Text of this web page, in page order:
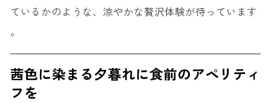
ているかのような、涼やかな贅沢体験が待っています
。
茜色に染まる夕暮れに食前のアペリティ
フを